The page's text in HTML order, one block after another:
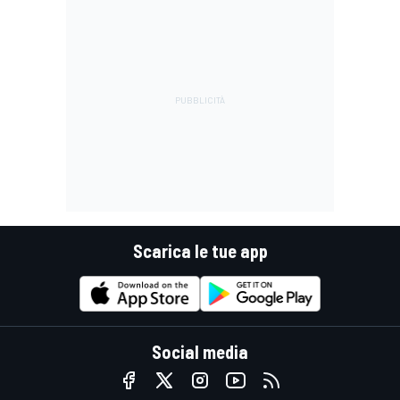
Scarica le tue app
Social media